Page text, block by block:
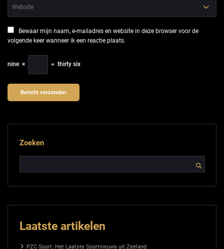
Bewaar mijn naam, e-mailadres en website in deze browser voor de
volgende keer wanneer ik een reactie plaats.
nine × = thirty six
Zoeken
Laatste artikelen
PZC Sport: Het Laatste Sportnieuws uit Zeeland